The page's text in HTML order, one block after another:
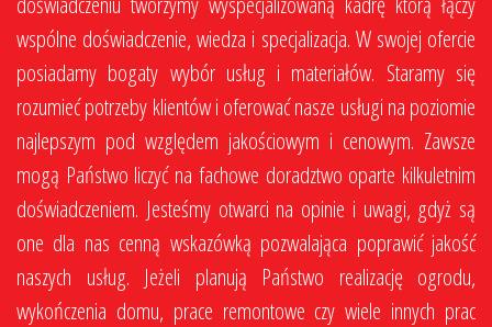
wspólne doświadczenie, wiedza i specjalizacja. W swojej ofercie
posiadamy bogaty wybór usług i materiałów. Staramy się
rozumieć potrzeby klientów i oferować nasze usługi na poziomie
najlepszym pod względem jakościowym i cenowym. Zawsze
mogą Państwo liczyć na fachowe doradztwo oparte kilkuletnim
doświadczeniem. Jesteśmy otwarci na opinie i uwagi, gdyż są
one dla nas cenną wskazówką pozwalająca poprawić jakość
naszych usług. Jeżeli planują Państwo realizację ogrodu,
wykończenia domu, prace remontowe czy wiele innych prac